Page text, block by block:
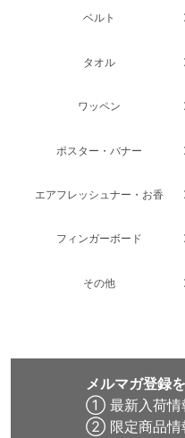
ベルト
タオル
ワッペン
ポスター・バナー
エアフレッシュナー・お香
フィンガーボード
その他
メルマガ登録
① 最新入荷情
② 限定商品情